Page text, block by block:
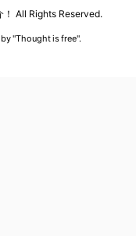
All Rights Reserved.
"Thought is free".